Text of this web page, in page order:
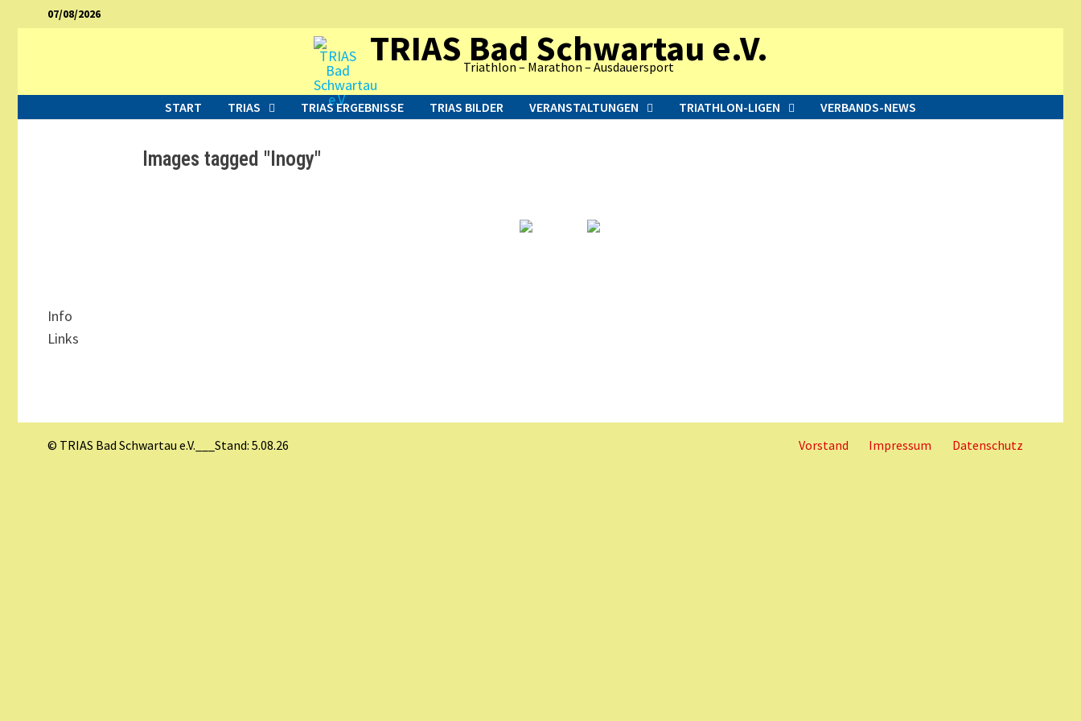
Zurück07/08/2026
TRIAS Bad Schwartau e.V.
Triathlon – Marathon – Ausdauersport
START TRIAS TRIAS ERGEBNISSE TRIAS BILDER VERANSTALTUNGEN TRIATHLON-LIGEN VERBANDS-NEWS
Images tagged "Inogy"
Info
Links
© TRIAS Bad Schwartau e.V.___Stand: 5.08.26 Vorstand Impressum Datenschutz